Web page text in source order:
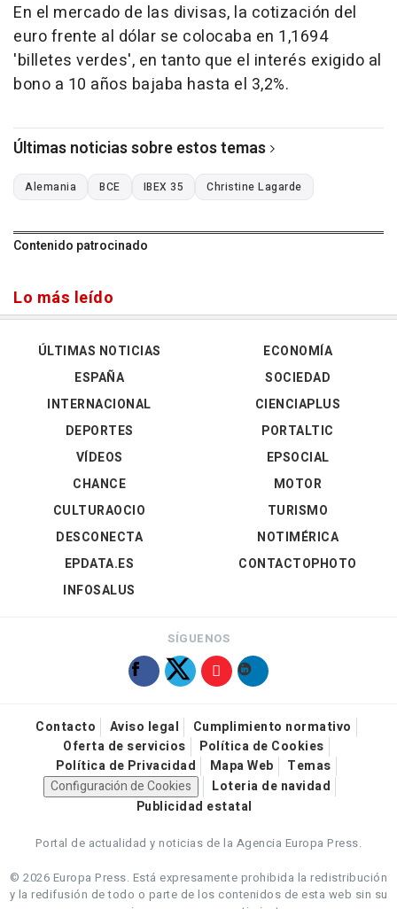
En el mercado de las divisas, la cotización del
euro frente al dólar se colocaba en 1,1694
'billetes verdes', en tanto que el interés exigido al
bono a 10 años bajaba hasta el 3,2%.
Últimas noticias sobre estos temas
Alemania BCE IBEX 35 Christine Lagarde
Contenido patrocinado
Lo más leído
ÚLTIMAS NOTICIAS
ESPAÑA
INTERNACIONAL
DEPORTES
VÍDEOS
ECONOMÍA
SOCIEDAD
CIENCIAPLUS
PORTALTIC
EPSOCIAL
CHANCE
CULTURAOCIO
DESCONECTA
EPDATA.ES
INFOSALUS
MOTOR
TURISMO
NOTIMÉRICA
CONTACTOPHOTO
SÍGUENOS
Contacto Aviso legal
Cumplimiento normativo
Oferta de servicios
Política de Cookies
Política de Privacidad
Mapa Web
Temas
Configuración de Cookies
Loteria de navidad
Publicidad estatal
Portal de actualidad y noticias de la Agencia Europa Press.
© 2026 Europa Press. Está expresamente prohibida la redistribución
y la redifusión de todo o parte de los contenidos de esta web sin su